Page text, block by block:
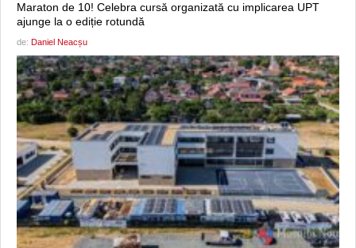
Maraton de 10! Celebra cursă organizată cu implicarea UPT
ajunge la o ediție rotundă
de: Daniel Neacșu